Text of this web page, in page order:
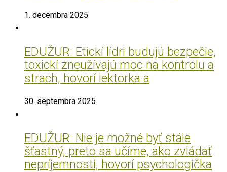
1. decembra 2025
EDUŽUR: Etickí lídri budujú bezpečie,
toxickí zneužívajú moc na kontrolu a
strach, hovorí lektorka a
30. septembra 2025
EDUŽUR: Nie je možné byť stále
šťastný, preto sa učíme, ako zvládať
nepríjemnosti, hovorí psychologička